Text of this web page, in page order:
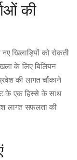
की
खिलाड़ियों को रोकती
के लिए बिलियन
की लागत चौंकाने
के एक हिस्से के साथ
लागत सफलता की